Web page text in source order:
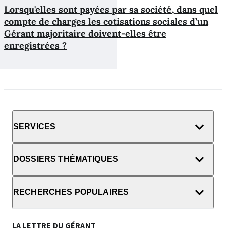
Lorsqu'elles sont payées par sa société, dans quel
compte de charges les cotisations sociales d’un
Gérant majoritaire doivent-elles être
enregistrées ?
SERVICES
DOSSIERS THÉMATIQUES
RECHERCHES POPULAIRES
LA LETTRE DU GÉRANT